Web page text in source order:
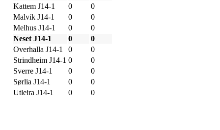
Kattem J14-1
0
0
Malvik J14-1
0
0
Melhus J14-1
0
0
Neset J14-1
0
0
Overhalla J14-1
0
0
Strindheim J14-1 0
0
Sverre J14-1
0
0
Sørlia J14-1
0
0
Utleira J14-1
0 0